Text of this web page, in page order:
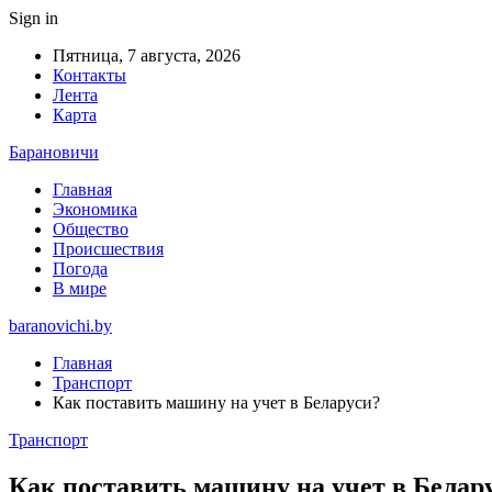
Sign in
Пятница, 7 августа, 2026
Контакты
Лента
Карта
Барановичи
Главная
Экономика
Общество
Происшествия
Погода
В мире
baranovichi.by
Главная
Транспорт
Как поставить машину на учет в Беларуси?
Транспорт